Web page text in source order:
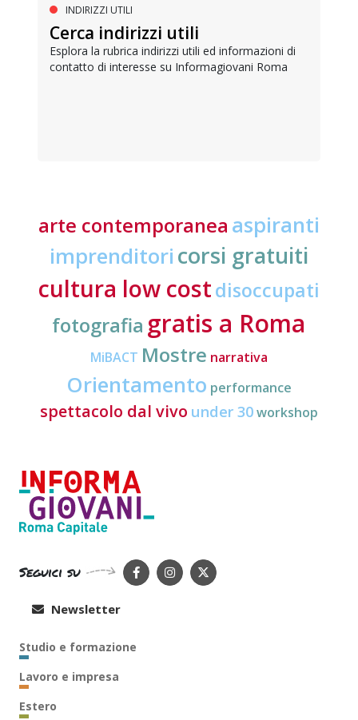
INDIRIZZI UTILI
Cerca indirizzi utili
Esplora la rubrica indirizzi utili ed informazioni di
contatto di interesse su Informagiovani Roma
arte contemporanea aspiranti
imprenditori corsi gratuiti
cultura low costdisoccupati
fotografia gratis a Roma
MiBACT Mostre narrativa
Orientamento performance
spettacolo dal vivo under 30workshop
Seguici su
Newsletter
Studio e formazione
Lavoro e impresa
Estero